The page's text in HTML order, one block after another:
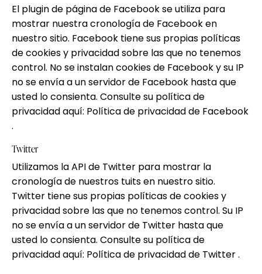
El plugin de página de Facebook se utiliza para
mostrar nuestra cronología de Facebook en
nuestro sitio. Facebook tiene sus propias políticas
de cookies y privacidad sobre las que no tenemos
control. No se instalan cookies de Facebook y su IP
no se envía a un servidor de Facebook hasta que
usted lo consienta. Consulte su política de
privacidad aquí: Política de privacidad de Facebook
.
Twitter
Utilizamos la API de Twitter para mostrar la
cronología de nuestros tuits en nuestro sitio.
Twitter tiene sus propias políticas de cookies y
privacidad sobre las que no tenemos control. Su IP
no se envía a un servidor de Twitter hasta que
usted lo consienta. Consulte su política de
privacidad aquí: Política de privacidad de Twitter.